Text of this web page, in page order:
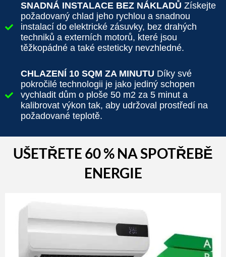
SNADNÁ INSTALACE BEZ NÁKLADŮ Získejte
požadovaný chlad jeho rychlou a snadnou
instalací do elektrické zásuvky, bez drahých
techniků a externích motorů, které jsou
těžkopádné a také esteticky nevzhledné.
CHLAZENÍ 10 SQM ZA MINUTU Díky své
pokročilé technologii je jako jediný schopen
vychladit dům o ploše 50 m2 za 5 minut a
kalibrovat výkon tak, aby udržoval prostředí na
požadované teplotě.
UŠETŘETE 60 % NA SPOTŘEBĚ
ENERGIE